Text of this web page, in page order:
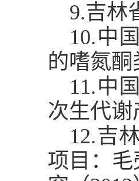
9.吉林
10.中
的嗜氮
11.中
次生代
12.吉
项目：